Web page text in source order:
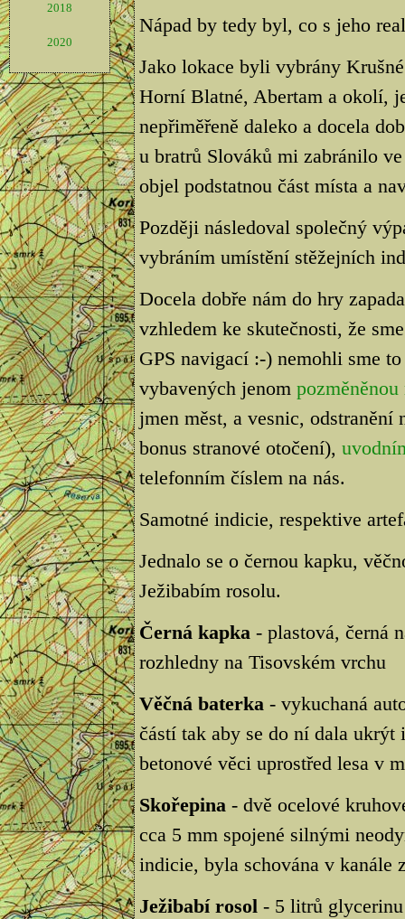
2018
2020
Nápad by tedy byl, co s jeho
Jako lokace byli vybrány
Horní Blatné, Abertam a okolí,
nepřiměřeně daleko a docela
u bratrů Slováků mi zabránilo
objel podstatnou část místa a
Později následoval společný
vybráním umístění stěžejních
Docela dobře nám do hry
vzhledem ke skutečnosti, že
GPS navigací :-) nemohli sme
vybavených jenom pozměněnou
jmen měst, a vesnic,
bonus stranové otočení),
telefonním číslem na nás.
Samotné indicie, respektive
Jednalo se o černou kapku,
Ježibabím rosolu.
Černá kapka- plastová, černá
rozhledny na Tisovském vrchu
Věčná baterka- vykuchaná
částí tak aby se do ní dala
betonové věci uprostřed lesa v
Skořepina- dvě ocelové
cca 5 mm spojené silnými
indicie, byla schována v kanále
Ježibabí rosol- 5 litrů glycerinu